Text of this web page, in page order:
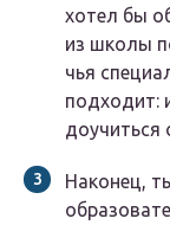
хотел бы
из школы
чья
подходит:
доучиться
Наконец,